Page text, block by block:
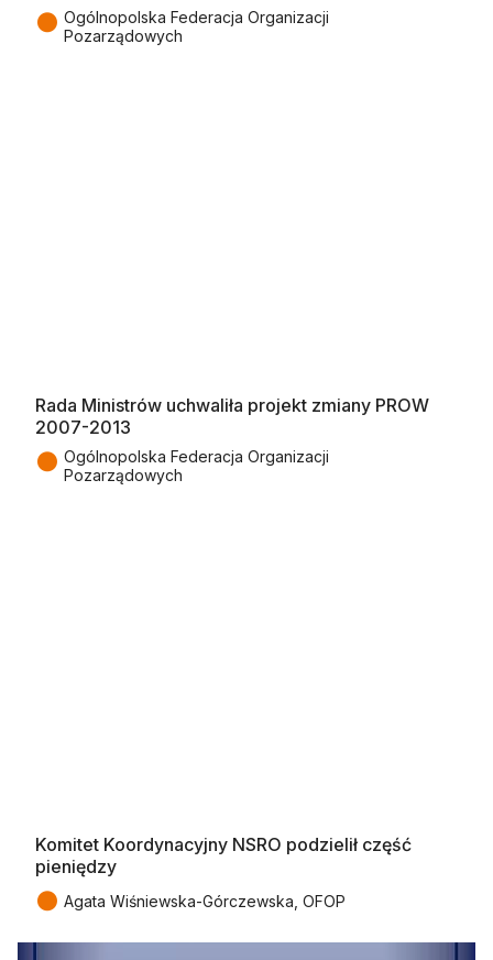
● Ogólnopolska Federacja Organizacji
Pozarządowych
Rada Ministrów uchwaliła projekt zmiany PROW
2007-2013
● Ogólnopolska Federacja Organizacji
Pozarządowych
Komitet Koordynacyjny NSRO podzielił część
pieniędzy
● Agata Wiśniewska-Górczewska, OFOP